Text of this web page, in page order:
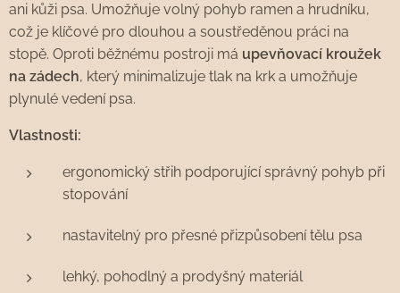
ani kůži psa. Umožňuje volný pohyb ramen a hrudníku,
což je klíčové pro dlouhou a soustředěnou práci na
stopě. Oproti běžnému postroji má upevňovací kroužek
na zádech, který minimalizuje tlak na krk a umožňuje
plynulé vedení psa.
Vlastnosti:
ergonomický střih podporující správný pohyb při
stopování
nastavitelný pro přesné přizpůsobení tělu psa
lehký, pohodlný a prodyšný materiál